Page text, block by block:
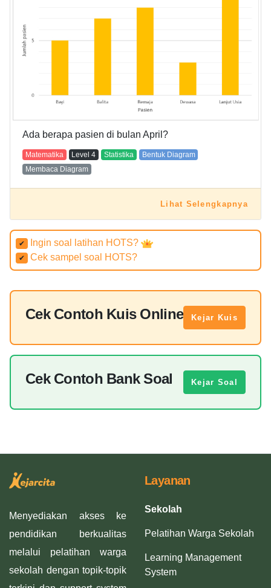
Ada berapa pasien di bulan April?
Matematika Level 4 Statistika
Bentuk Diagram
Membaca Diagram
Lihat Selengkapnya
✔ Ingin soal latihan HOTS?
✔ Cek sampel soal HOTS?
Cek Contoh Kuis Online Kejar Kuis
Cek Contoh Bank Soal Kejar Soal
Menyediakan akses ke
pendidikan berkualitas
melalui pelatihan warga
sekolah dengan topik-topik
Layanan
Sekolah
Pelatihan Warga Sekolah
Learning Management
System